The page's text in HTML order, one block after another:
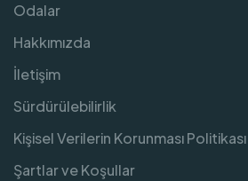
Odalar
Hakkımızda
İletişim
Sürdürülebilirlik
Kişisel Verilerin Korunması Politikası
Şartlar ve Koşullar